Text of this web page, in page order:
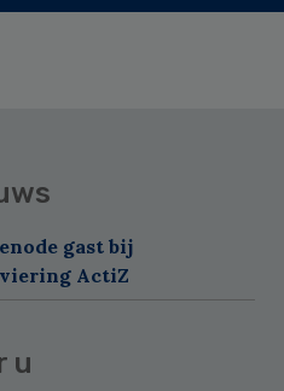
gast bij
ActiZ
u